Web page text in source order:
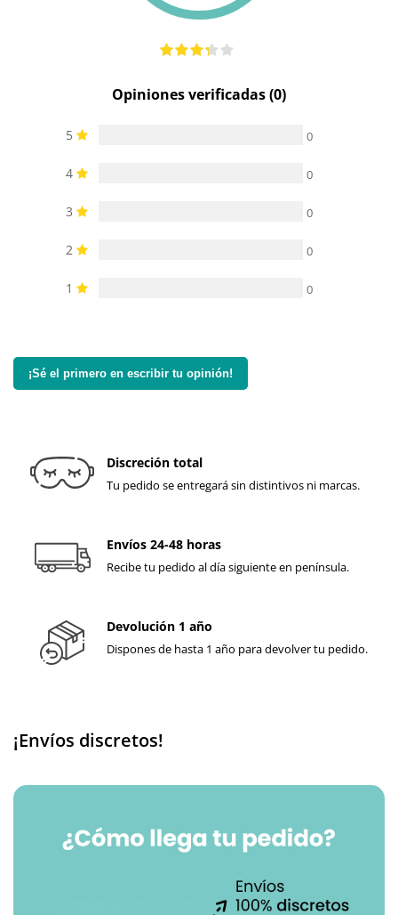
Opiniones verificadas (0)
5 0
4 0
3 0
2 0
1 0
¡Sé el primero en escribir tu opinión!
Discreción total
Tu pedido se entregará sin distintivos ni marcas.
Envíos 24-48 horas
Recibe tu pedido al día siguiente en península.
Devolución 1 año
Dispones de hasta 1 año para devolver tu pedido.
¡Envíos discretos!